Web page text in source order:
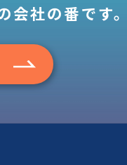
会社の番です。